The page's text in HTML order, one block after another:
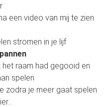
een video van mij te zien
stromen in je lijf
raam had gegooid en
spelen
zodra je meer gaat spelen